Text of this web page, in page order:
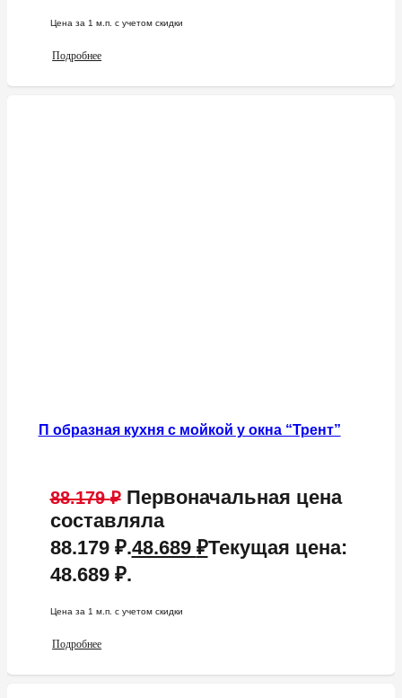
Цена за 1 м.п. c учетом скидки
Подробнее
П образная кухня с мойкой у окна “Трент”
88.179₽ Первоначальная цена
составляла
88.179 ₽.48.689 ₽Текущая цена:
48.689 ₽.
Цена за 1 м.п. c учетом скидки
Подробнее